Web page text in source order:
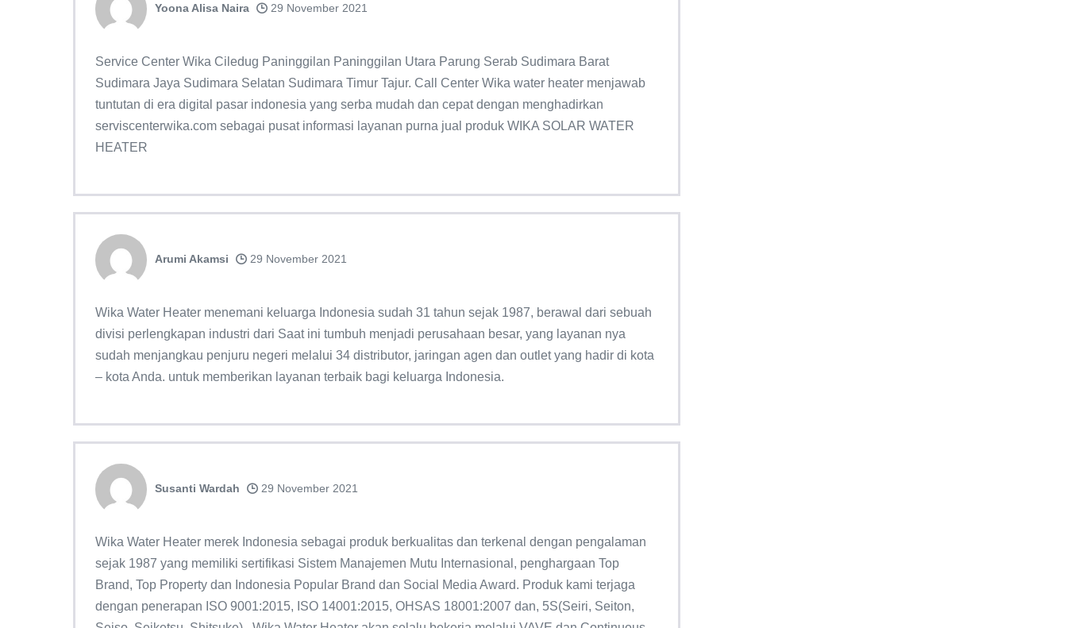
Yoona Alisa Naira 29 November 2021
Service Center Wika Ciledug Paninggilan Paninggilan Utara Parung Serab Sudimara Barat
Sudimara Jaya Sudimara Selatan Sudimara Timur Tajur. Call Center Wika water heater menjawab
tuntutan di era digital pasar indonesia yang serba mudah dan cepat dengan menghadirkan
serviscenterwika.com sebagai pusat informasi layanan purna jual produk WIKA SOLAR WATER
HEATER
Arumi Akamsi 29 November 2021
Wika Water Heater menemani keluarga Indonesia sudah 31 tahun sejak 1987, berawal dari sebuah
divisi perlengkapan industri dari Saat ini tumbuh menjadi perusahaan besar, yang layanan nya
sudah menjangkau penjuru negeri melalui 34 distributor, jaringan agen dan outlet yang hadir di kota
– kota Anda. untuk memberikan layanan terbaik bagi keluarga Indonesia.
Susanti Wardah 29 November 2021
Wika Water Heater merek Indonesia sebagai produk berkualitas dan terkenal dengan pengalaman
sejak 1987 yang memiliki sertifikasi Sistem Manajemen Mutu Internasional, penghargaan Top
Brand, Top Property dan Indonesia Popular Brand dan Social Media Award. Produk kami terjaga
dengan penerapan ISO 9001:2015, ISO 14001:2015, OHSAS 18001:2007 dan, 5S(Seiri, Seiton,